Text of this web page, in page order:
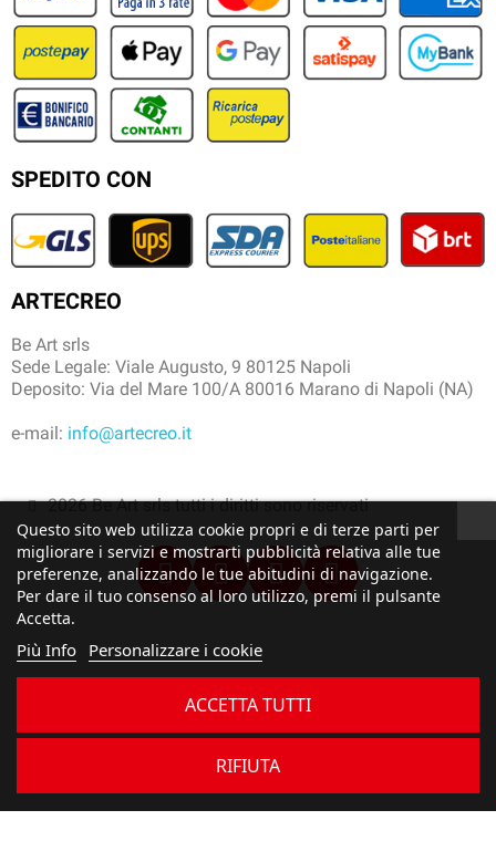
SPEDITO CON
ARTECREO
Be Art srls
Sede Legale: Viale Augusto, 9 80125 Napoli
Deposito: Via del Mare 100/A 80016 Marano di Napoli (NA)
e-mail: info@artecreo.it
2026 Be Art srls tutti i diritti sono riservati
Questo sito web utilizza cookie propri e di terze parti per
migliorare i servizi e mostrarti pubblicità relativa alle tue
preferenze, analizzando le tue abitudini di navigazione.
Per dare il tuo consenso al loro utilizzo, premi il pulsante
Accetta.
Più Info Personalizzare i cookie
RIFIUTA
ACCETTA TUTTI